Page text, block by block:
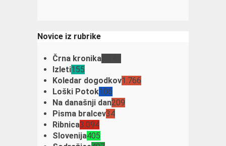
Novice iz rubrike
Črna kronika
Izleti155
Koledar dogodkov1.766
Loški Potok106
Na današnji dan209
Pisma bralcev34
Ribnica3.094
Slovenija405